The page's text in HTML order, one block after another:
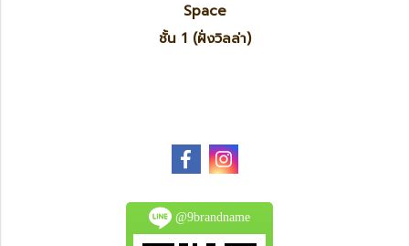
Space
ชั้น 1 (ฝั่งวิลล่า)
@9brandname